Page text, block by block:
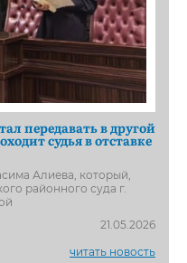
передавать в другой
судья в отставке
Алиева, который,
районного суда г.
21.05.2026
читать новость